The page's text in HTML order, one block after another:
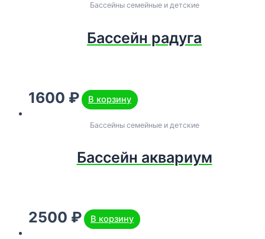
Бассейны семейные и детские
Бассейн радуга
1600 ₽ В корзину
Бассейны семейные и детские
Бассейн аквариум
2500 ₽ В корзину